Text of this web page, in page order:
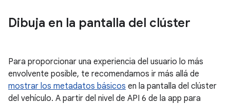
Dibuja en la pantalla del clúster
Para proporcionar una experiencia del usuario lo más
envolvente posible, te recomendamos ir más allá de
mostrar los metadatos básicos en la pantalla del clúster
del vehículo. A partir del nivel de API 6 de la app para